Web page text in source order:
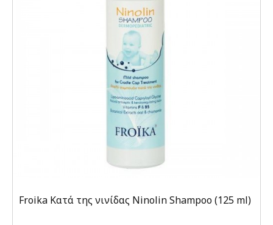
Froika Κατά της νινίδας Ninolin Shampoo (125 ml)